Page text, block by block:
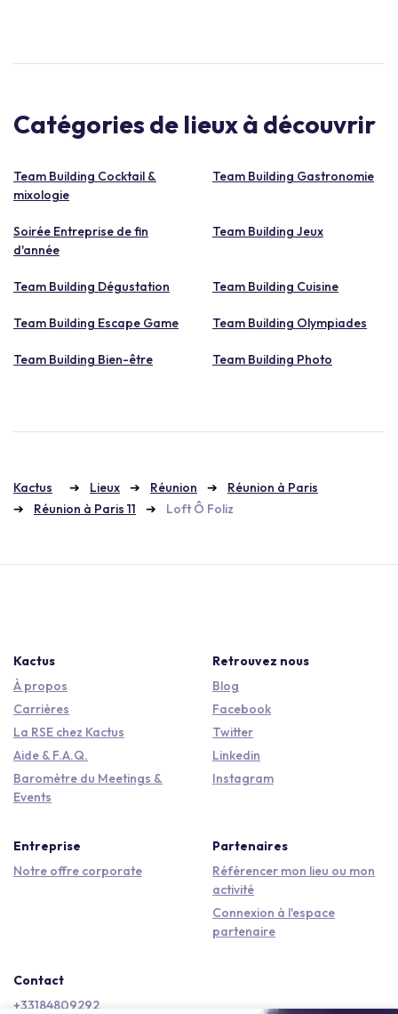
Catégories de lieux à découvrir
Team Building Cocktail &
mixologie
Team Building Gastronomie
Soirée Entreprise de fin
d'année
Team Building Jeux
Team Building Dégustation Team Building Cuisine
Team Building Escape Game Team Building Olympiades
Team Building Bien-être Team Building Photo
Kactus Lieux Réunion
Réunion à Paris
Réunion à Paris 11
Loft Ô Foliz
Kactus
À propos
Carrières
La RSE chez Kactus
Aide & F.A.Q.
Baromètre du Meetings &
Events
Retrouvez nous
Blog
Facebook
Twitter
Linkedin
Instagram
Entreprise
Notre offre corporate
Partenaires
Référencer mon lieu ou mon
activité
Connexion à l'espace
partenaire
Contact
+33184809292